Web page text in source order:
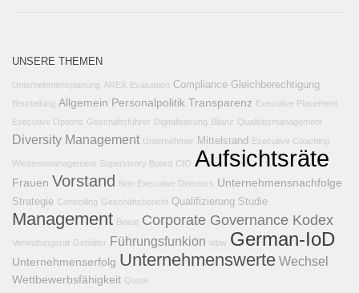
UNSERE THEMEN
Unternehmensplanung AREX Evaluation Compliance Gleichberechtigung
Beurteilung Allgemein Personalpolitik Transparenz Executive Placement
Executive Options Geschäftsführer Digitalisierung Bilanz Qualitätsmanagement
Diversity Management Unternehmer Mittelstand Executive Coaching
Wissensmanagement Supervisory Board CIO Aufsichtsräte
Frauen Vorstand Non Executive Directors Unternehmensnachfolge
Strategie Controlling Geschäftsbericht Qualifizierung Studie
Management Beirat Corporate Governance Kodex
Verwaltungsrat Gehälter Führungsfunkion wbw German-IoD
Unternehmenserfolg Unternehmenswerte Wechsel
Wettbewerbsfähigkeit Quote